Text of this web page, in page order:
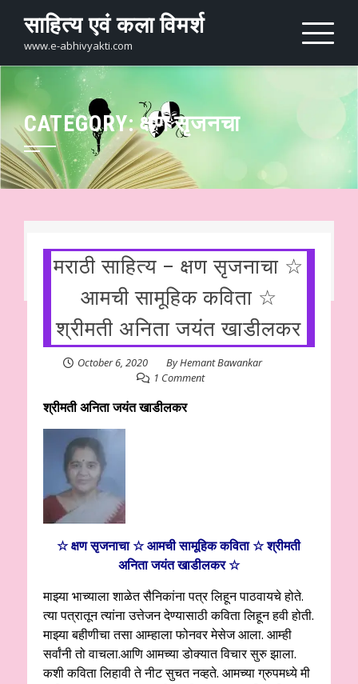
content
साहित्य एवं कला विमर्श
www.e-abhivyakti.com
CATEGORY:क्षण सृजनचा
मराठी साहित्य – क्षण सृजनाचा ☆
आमची सामूहिक कविता ☆
श्रीमती अनिता जयंत खाडीलकर
October 6, 2020 ByHemant Bawankar
1 Comment
श्रीमती अनिता जयंत खाडीलकर
☆ क्षण सृजनाचा ☆ आमची सामूहिक कविता ☆ श्रीमती
अनिता जयंत खाडीलकर ☆
माझ्या भाच्याला शाळेत सैनिकांना पत्र लिहून पाठवायचे होते.
त्या पत्रातून त्यांना उत्तेजन देण्यासाठी कविता लिहून हवी होती.
माझ्या बहीणीचा तसा आम्हाला फोनवर मेसेज आला. आम्ही
सर्वांनी तो वाचला.आणि आमच्या डोक्यात विचार सुरु झाला.
कशी कविता लिहावी ते नीट सुचत नव्हते. आमच्या ग्रुपमध्ये मी